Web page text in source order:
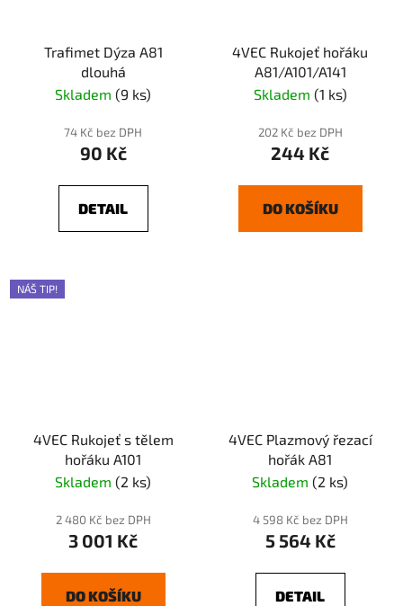
Trafimet Dýza A81
dlouhá
Skladem (9 ks)
74 Kč bez DPH
90 Kč
DETAIL
4VEC Rukojeť hořáku
A81/A101/A141
Skladem (1 ks)
202 Kč bez DPH
244 Kč
DO KOŠÍKU
NÁŠ TIP!
4VEC Rukojeť s tělem
hořáku A101
Skladem (2 ks)
2 480 Kč bez DPH
3 001 Kč
DO KOŠÍKU
4VEC Plazmový řezací
hořák A81
Skladem (2 ks)
4 598 Kč bez DPH
5 564 Kč
DETAIL